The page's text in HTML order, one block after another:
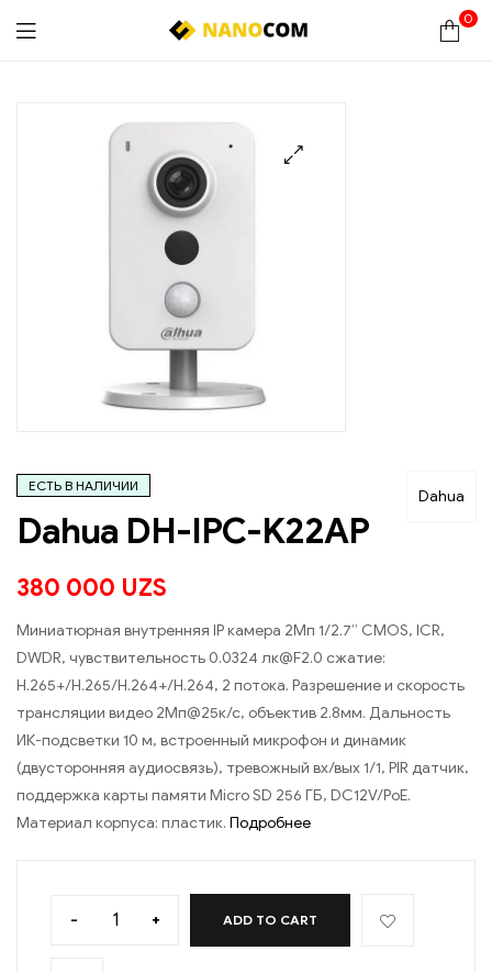
0
Dahua
ЕСТЬ В НАЛИЧИИ
Dahua DH-IPC-K22AP
380 000 UZS
Миниатюрная внутренняя IP камера 2Мп 1/2.7” CMOS, ICR,
DWDR, чувствительность 0.0324 лк@F2.0 сжатие:
H.265+/H.265/H.264+/H.264, 2 потока. Разрешение и скорость
трансляции видео 2Мп@25к/с, объектив 2.8мм. Дальность
ИК-подсветки 10 м, встроенный микрофон и динамик
(двусторонняя аудиосвязь), тревожный вх/вых 1/1, PIR датчик,
поддержка карты памяти Micro SD 256 ГБ, DC12V/PoE.
Материал корпуса: пластик. Подробнее
- + ADD TO CART